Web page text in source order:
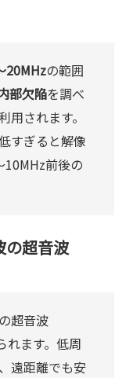
20MHzの範囲
部欠陥を調べ
用されます。
すぎると解像
10MHz前後の
の超音波
超音波
れます。低周
遠距離でも安